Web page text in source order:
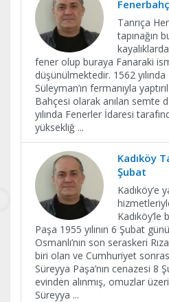
Tanrıça
tapınağın
fener olup buraya Fanaraki
düşünülmektedir. 1562
Süleyman’ın fermanıyla
Bahçesi olarak anılan semte
yılında Fenerler İdaresi
yüksekliğ ...
Kadıköy
Şubat
Kadıköy’e
Paşa 1955 yılının 6 Şubat
Osmanlı’nın son seraskeri
biri olan ve Cumhuriyet
Süreyya Paşa’nın cenazesi 8
evinden alınmış, omuzlar
Süreyya ...